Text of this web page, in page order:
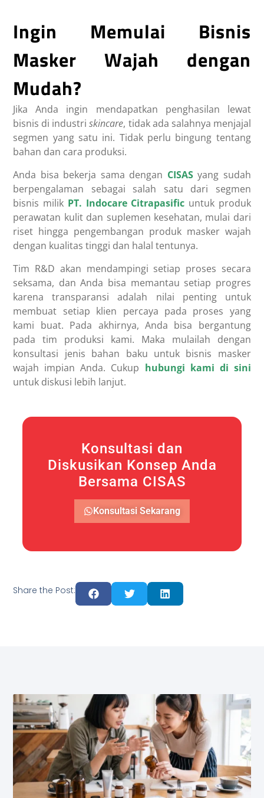
Ingin Memulai Bisnis
Masker Wajah dengan
Mudah?
Jika Anda ingin mendapatkan penghasilan lewat
bisnis di industriskincare, tidak ada salahnya menjajal
segmen yang satu ini. Tidak perlu bingung tentang
bahan dan cara produksi.
Anda bisa bekerja sama dengan CISASyang sudah
berpengalaman sebagai salah satu dari segmen
bisnis milik PT. Indocare Citrapasific untuk produk
perawatan kulit dan suplemen kesehatan, mulai dari
riset hingga pengembangan produk masker wajah
dengan kualitas tinggi dan halal tentunya.
Tim R&D akan mendampingi setiap proses secara
seksama, dan Anda bisa memantau setiap progres
karena transparansi adalah nilai penting untuk
membuat setiap klien percaya pada proses yang
kami buat. Pada akhirnya, Anda bisa bergantung
pada tim produksi kami. Maka mulailah dengan
konsultasi jenis bahan baku untuk bisnis masker
wajah impian Anda. Cukup hubungi kami di sini
untuk diskusi lebih lanjut.
Konsultasi dan
Diskusikan Konsep Anda
Bersama CISAS
Konsultasi Sekarang
Share the Post: